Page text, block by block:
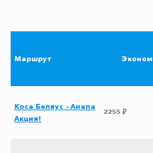
Маршрут Эконом
Коса Беляус - Анапа
Акция!
2255 ₽